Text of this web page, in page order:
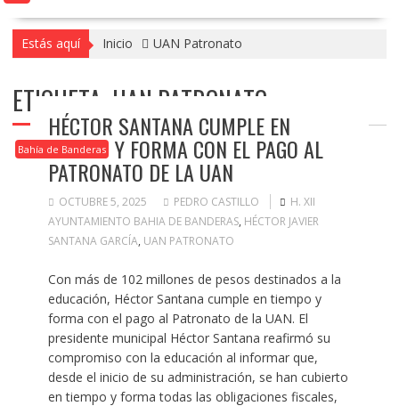
Estás aquí Inicio UAN Patronato
ETIQUETA: UAN PATRONATO
Bahía de Banderas
HÉCTOR SANTANA CUMPLE EN
TIEMPO Y FORMA CON EL PAGO AL
PATRONATO DE LA UAN
OCTUBRE 5, 2025 PEDRO CASTILLO
H. XII
AYUNTAMIENTO BAHIA DE BANDERAS, HÉCTOR JAVIER
SANTANA GARCÍA, UAN PATRONATO
Con más de 102 millones de pesos destinados a la
educación, Héctor Santana cumple en tiempo y
forma con el pago al Patronato de la UAN. El
presidente municipal Héctor Santana reafirmó su
compromiso con la educación al informar que,
desde el inicio de su administración, se han cubierto
en tiempo y forma todas las obligaciones fiscales,